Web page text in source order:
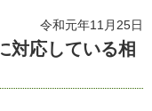
令和元年11月25日
対応している相